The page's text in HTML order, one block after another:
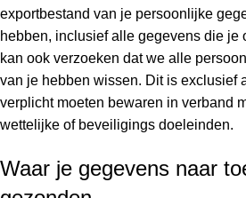
exportbestand van je persoonlijke
hebben, inclusief alle gegevens die je
kan ook verzoeken dat we alle
van je hebben wissen. Dit is exclusief
verplicht moeten bewaren in verband
wettelijke of beveiligings doeleinden.
Waar je gegevens naar